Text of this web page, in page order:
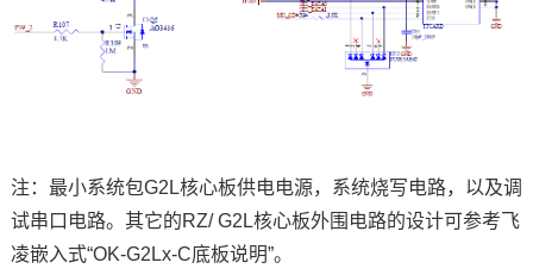
注：最小系统包G2L核心板供电电源，系统烧写电路，以及调
试串口电路。 其它的RZ/ G2L核心板外围电路的设计可参考飞
凌嵌入式“OK-G2Lx-C底板说明”。